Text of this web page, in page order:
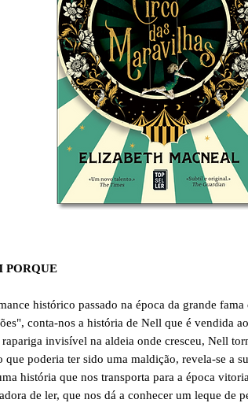
PORQUE
histórico passado na época da grande
conta-nos a história de Nell que é vendida
invisível na aldeia onde cresceu, Nell
que poderia ter sido uma maldição, revela-se a
história que nos transporta para a época
de ler, que nos dá a conhecer um leque de